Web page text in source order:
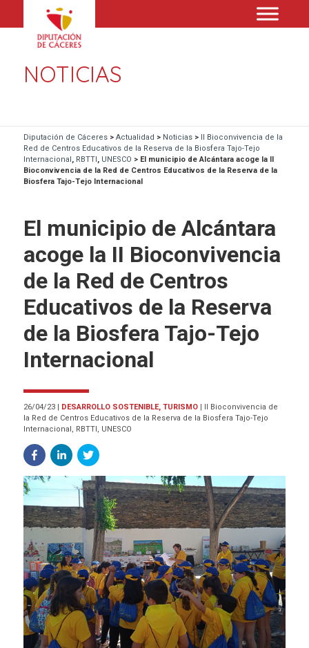
NOTICIAS
Diputación de Cáceres> Actualidad > Noticias> II Bioconvivencia de la
Red de Centros Educativos de la Reserva de la Biosfera Tajo-Tejo
Internacional, RBTTI, UNESCO > El municipio de Alcántara acoge la II
Bioconvivencia de la Red de Centros Educativos de la Reserva de la
Biosfera Tajo-Tejo Internacional
El municipio de Alcántara
acoge la II Bioconvivencia
de la Red de Centros
Educativos de la Reserva
de la Biosfera Tajo-Tejo
Internacional
26/04/23 | DESARROLLO SOSTENIBLE, TURISMO | II Bioconvivencia de
la Red de Centros Educativos de la Reserva de la Biosfera Tajo-Tejo
Internacional, RBTTI, UNESCO